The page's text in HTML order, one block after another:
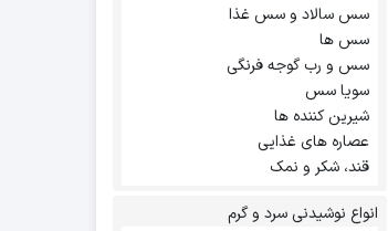
سس سالاد و سس غذا
سس ها
سس و رب گوجه فرنگی
سویا سس
شیرین کننده ها
عصاره های غذایی
قند، شکر و نمک
انواع نوشیدنی سرد و گرم